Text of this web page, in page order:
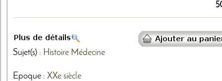
Sujet(s) : Histoire Médecine
Epoque : XXe siècle